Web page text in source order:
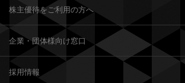
株主優待をご利用の方へ
企業・団体様向け窓口
採用情報